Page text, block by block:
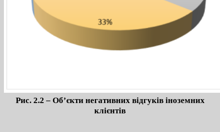
Рис. 2.2 – Об’єкти негативних відгуків іноземних
клієнтів